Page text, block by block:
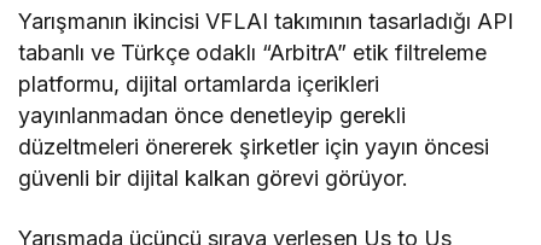
Yarışmanın ikincisi VFLAI takımının tasarladığı API
tabanlı ve Türkçe odaklı “ArbitrA” etik filtreleme
platformu, dijital ortamlarda içerikleri
yayınlanmadan önce denetleyip gerekli
düzeltmeleri önererek şirketler için yayın öncesi
güvenli bir dijital kalkan görevi görüyor.
Yarışmada üçüncü sıraya yerleşen Us to Us